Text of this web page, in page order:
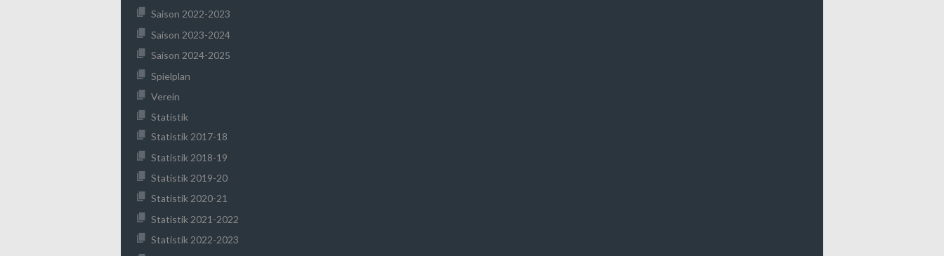
Saison 2022-2023
Saison 2023-2024
Saison 2024-2025
Spielplan
Verein
Statistik
Statistik 2017-18
Statistik 2018-19
Statistik 2019-20
Statistik 2020-21
Statistik 2021-2022
Statistik 2022-2023